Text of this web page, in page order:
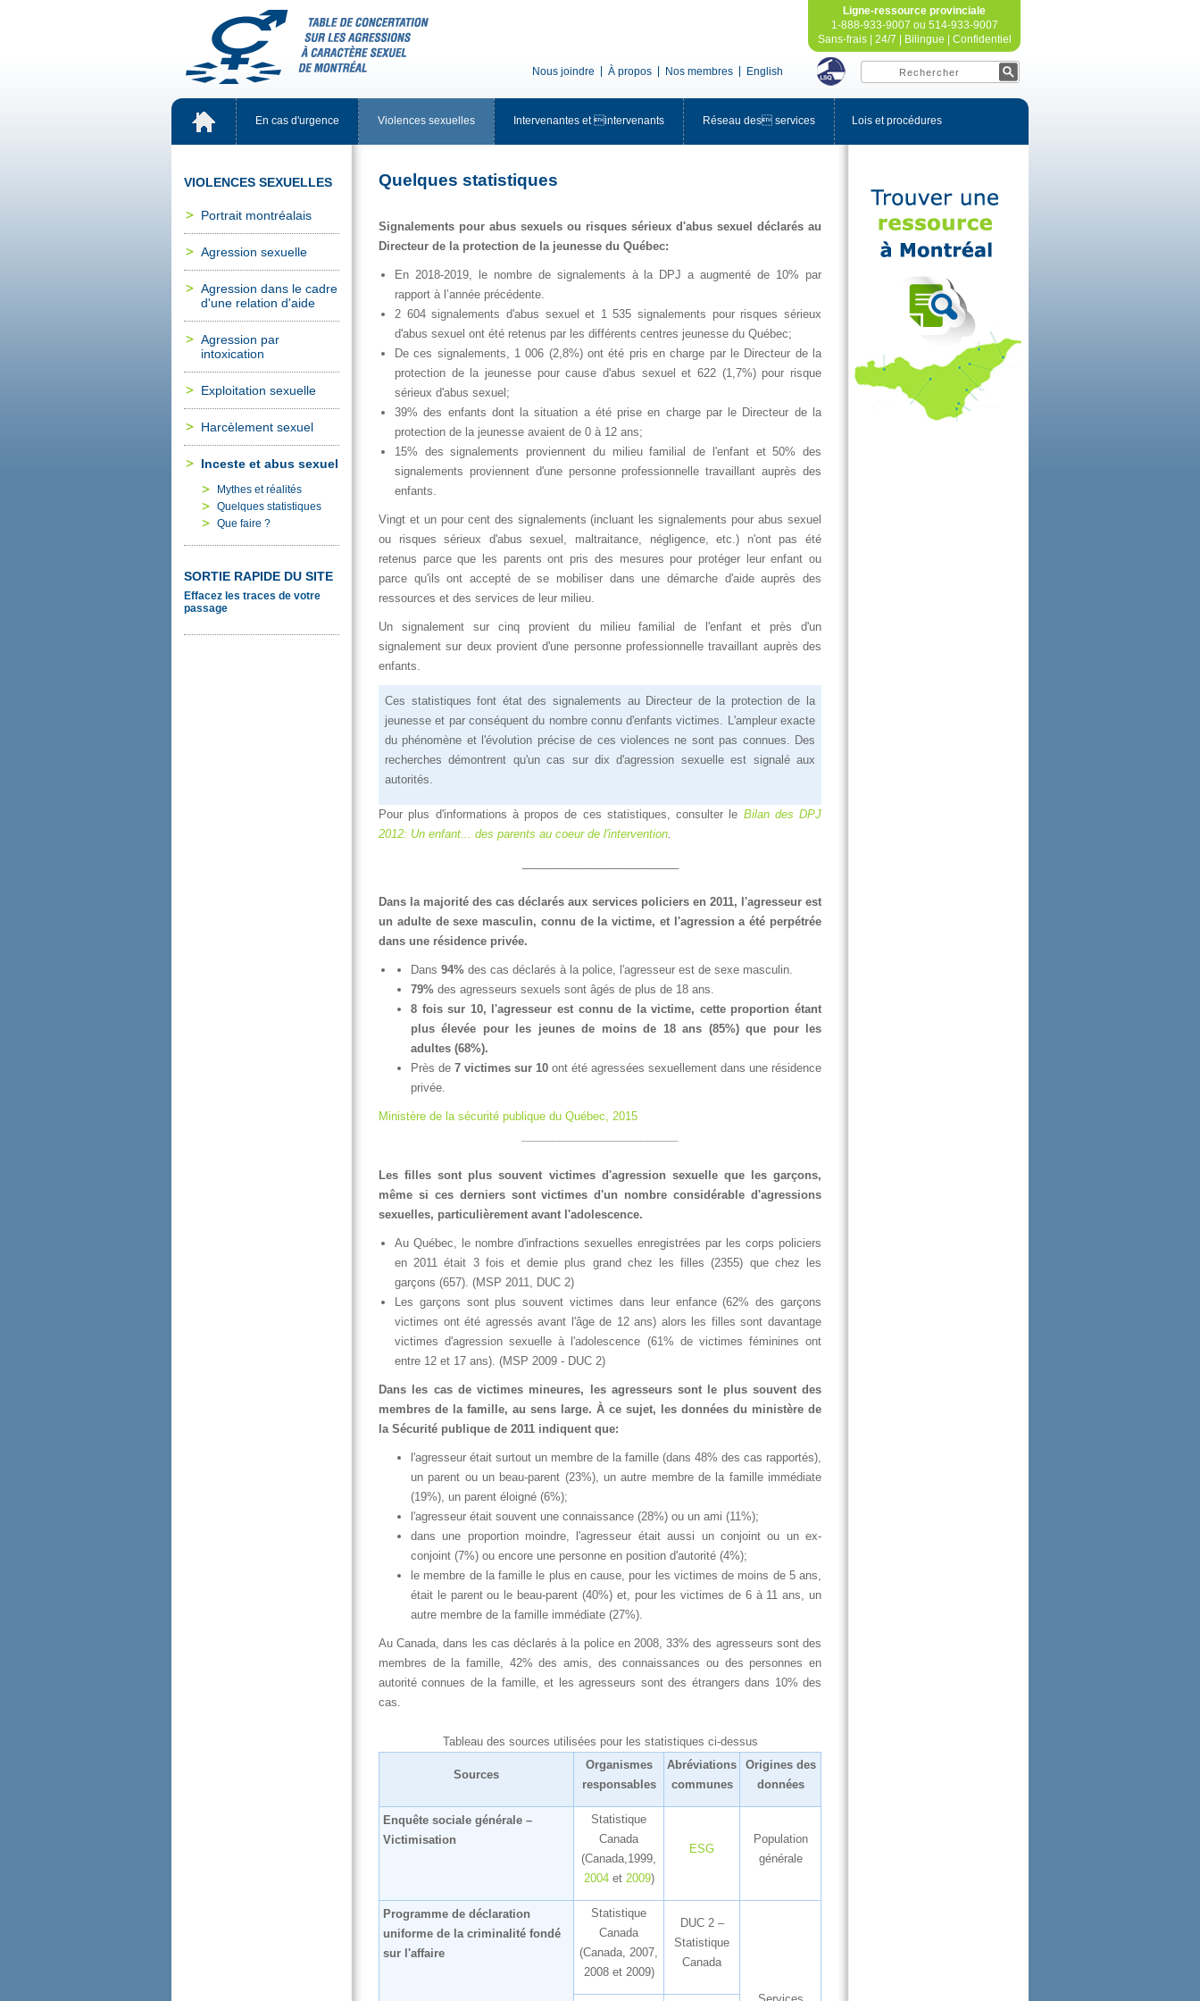
Nousjoindre Àpropos Nosmembres English
Ligne-ressourceprovinciale
1-888-933-9007ou514-933-9007
Sans-frais|24/7|Bilingue|Confidentiel
Encasd'urgence Violencessexuelles Intervenantesetintervenants Réseaudesservices Loisetprocédures
VIOLENCESSEXUELLES
Portraitmontréalais
Agressionsexuelle
Agressiondanslecadre
d'unerelationd'aide
Agressionpar
intoxication
Exploitationsexuelle
Harcèlementsexuel
Incesteetabussexuel
Mythesetréalités
Quelquesstatistiques
Quefaire?
SORTIERAPIDEDUSITE
Effacezlestracesdevotre
passage
Quelquesstatistiques
Signalementspourabussexuelsourisquessérieuxd'abussexueldéclarésau
DirecteurdelaprotectiondelajeunesseduQuébec:
En2018-2019,lenombredesignalementsàlaDPJaaugmentéde10%par
rapportàl’annéeprécédente.
2604signalementsd'abussexuelet1535signalementspourrisquessérieux
d'abussexuelontétéretenusparlesdifférentscentresjeunesseduQuébec;
Decessignalements,1006(2,8%)ontétéprisenchargeparleDirecteurdela
protectiondelajeunessepourcaused'abussexuelet622(1,7%)pourrisque
sérieuxd'abussexuel;
39%desenfantsdontlasituationaétépriseenchargeparleDirecteurdela
protectiondelajeunesseavaientde0à12ans;
15%dessignalementsproviennentdumilieufamilialdel'enfantet50%des
signalementsproviennentd'unepersonneprofessionnelletravaillantauprèsdes
enfants.
Vingtetunpourcentdessignalements(incluantlessignalementspourabussexuel
ourisquessérieuxd'abussexuel,maltraitance,négligence,etc.)n'ontpasété
retenusparcequelesparentsontprisdesmesurespourprotégerleurenfantou
parcequ'ilsontacceptédesemobiliserdansunedémarched'aideauprèsdes
ressourcesetdesservicesdeleurmilieu.
Unsignalementsurcinqprovientdumilieufamilialdel'enfantetprèsd'un
signalementsurdeuxprovientd'unepersonneprofessionnelletravaillantauprèsdes
enfants.
CesstatistiquesfontétatdessignalementsauDirecteurdelaprotectiondela
jeunesseetparconséquentdunombreconnud'enfantsvictimes.L'ampleurexacte
duphénomèneetl'évolutionprécisedecesviolencesnesontpasconnues.Des
recherchesdémontrentqu'uncassurdixd'agressionsexuelleestsignaléaux
autorités.
Pourplusd'informationsàproposdecesstatistiques,consulterle BilandesDPJ
2012:Unenfant...desparentsaucoeurdel'intervention.
Danslamajoritédescasdéclarésauxservicespoliciersen2011,l'agresseurest
unadultedesexemasculin,connudelavictime,etl'agressionaétéperpétrée
dansunerésidenceprivée.
Dans 94% descasdéclarésàlapolice,l'agresseurestdesexemasculin.
79% desagresseurssexuelssontâgésdeplusde18ans.
8foissur10,l'agresseurestconnudelavictime,cetteproportionétant
plusélevéepourlesjeunesdemoinsde18ans(85%)quepourles
adultes(68%).
Prèsde 7victimessur10 ontétéagresséessexuellementdansunerésidence
privée.
MinistèredelasécuritépubliqueduQuébec,2015
Lesfillessontplussouventvictimesd'agressionsexuellequelesgarçons,
mêmesicesdernierssontvictimesd'unnombreconsidérabled'agressions
sexuelles,particulièrementavantl'adolescence.
AuQuébec,lenombred'infractionssexuellesenregistréesparlescorpspoliciers
en2011était3foisetdemieplusgrandchezlesfilles(2355)quechezles
garçons(657).(MSP2011,DUC2)
Lesgarçonssontplussouventvictimesdansleurenfance(62%desgarçons
victimesontétéagressésavantl'âgede12ans)alorslesfillessontdavantage
victimesd'agressionsexuelleàl'adolescence(61%devictimesfémininesont
entre12et17ans).(MSP2009-DUC2)
Danslescasdevictimesmineures,lesagresseurssontleplussouventdes
membresdelafamille,ausenslarge.Àcesujet,lesdonnéesduministèrede
laSécuritépubliquede2011indiquentque:
l'agresseurétaitsurtoutunmembredelafamille(dans48%descasrapportés),
unparentouunbeau-parent(23%),unautremembredelafamilleimmédiate
(19%),unparentéloigné(6%);
l'agresseurétaitsouventuneconnaissance(28%)ouunami(11%);
dansuneproportionmoindre,l'agresseurétaitaussiunconjointouunex-
conjoint(7%)ouencoreunepersonneenpositiond'autorité(4%);
lemembredelafamilleleplusencause,pourlesvictimesdemoinsde5ans,
étaitleparentoulebeau-parent(40%)et,pourlesvictimesde6à11ans,un
autremembredelafamilleimmédiate(27%).
AuCanada,danslescasdéclarésàlapoliceen2008,33%desagresseurssontdes
membresdelafamille,42%desamis,desconnaissancesoudespersonnesen
autoritéconnuesdelafamille,etlesagresseurssontdesétrangersdans10%des
cas.
Tableaudessourcesutiliséespourlesstatistiquesci-dessus
Sources
Organismes
responsables
Abréviations
communes
Originesdes
données
Enquêtesocialegénérale–
Victimisation
Statistique
Canada
(Canada,1999,
2004et 2009)
ESG
Population
générale
Programmededéclaration
uniforme delacriminalitéfondé
surl'affaire
Statistique
Canada
(Canada,2007,
2008et2009)
DUC2–
Statistique
Canada